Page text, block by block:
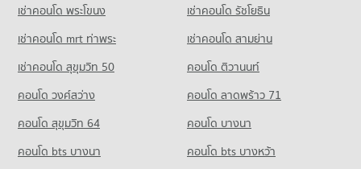
ขายคอนโด รร.บางปะกอกวิทยาคม
มีคอนโดขาย 2,516 ประกาศ
คอนโด รร.วัดราชโอรส
137 โครงการ
คอนโดให้เช่า รร.วัดราชโอรส
มีคอนโดให้เช่า 5,013 ประกาศ
ขายคอนโด รร.วัดราชโอรส
คอนโดให้เช่า เทสโก้โลตัส บางปะกอก
มีคอนโดให้เช่า 10,908 ประกาศ
ขายคอนโด เทสโก้โลตัส บางปะกอก
มีคอนโดขาย 5,316 ประกาศ
คอนโด บิ๊กซี ดาวคะนอง
423 โครงการ
คอนโดให้เช่า บิ๊กซี ดาวคะนอง
คอนโด ท่าพระ
186 โครงการ
คอนโดให้เช่า ท่าพระ
มีคอนโดให้เช่า 8,287 ประกาศ
ขายคอนโด ท่าพระ
คอนโด สนามหลวง
เช่าคอนโด พระโขนง
เช่าคอนโด รัชโยธิน
เช่าคอนโด mrt ท่าพระ
เช่าคอนโด สามย่าน
เช่าคอนโด สุขุมวิท 50
คอนโด ติวานนท์
คอนโด วงศ์สว่าง
คอนโด ลาดพร้าว 71
คอนโด สุขุมวิท 64
คอนโด บางนา
คอนโด bts บางนา
คอนโด bts บางหว้า